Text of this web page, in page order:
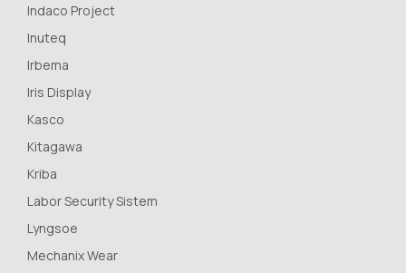
Indaco Project
Inuteq
Irbema
Iris Display
Kasco
Kitagawa
Kriba
Labor Security Sistem
Lyngsoe
Mechanix Wear